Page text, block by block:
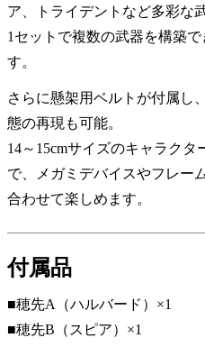
ア、トライデントなど多彩な
1セットで複数の武器を構築
す。
さらに懸架用ベルトが付属し
態の再現も可能。
14～15cmサイズのキャラク
で、メガミデバイスやフレー
合わせて楽しめます。
付属品
■穂先A（ハルバード）×1
■穂先B（スピア）×1